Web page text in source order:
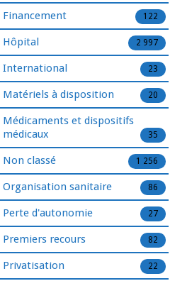
Financement 122
Hôpital 2 997
International 23
Matériels à disposition 20
Médicaments et dispositifs
médicaux
35
Non classé 1 256
Organisation sanitaire 86
Perte d'autonomie 27
Premiers recours 82
Privatisation 22